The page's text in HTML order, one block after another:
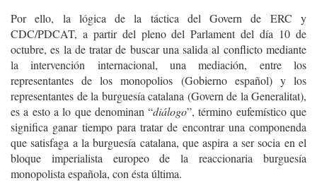
Por ello, la lógica de la táctica del Govern de ERC y
CDC/PDCAT, a partir del pleno del Parlament del día 10 de
octubre, es la de tratar de buscar una salida al conflicto mediante
la intervención internacional, una mediación, entre los
representantes de los monopolios (Gobierno español) y los
representantes de la burguesía catalana (Govern de la Generalitat),
es a esto a lo que denominan “diálogo”, término eufemístico que
significa ganar tiempo para tratar de encontrar una componenda
que satisfaga a la burguesía catalana, que aspira a ser socia en el
bloque imperialista europeo de la reaccionaria burguesía
monopolista española, con ésta última.